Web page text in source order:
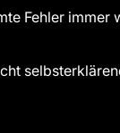
Fehler immer